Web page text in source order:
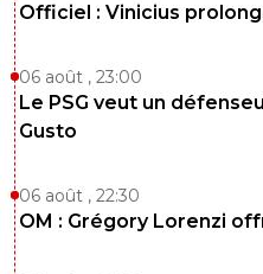
Officiel : Vinicius
06 août , 23:00
Le PSG veut un
Gusto
06 août , 22:30
OM : Grégory Lorenzi